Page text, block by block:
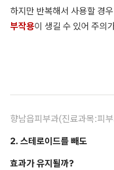
하지만 반복해서 사용할 경우
부작용이 생길 수 있어 주의
향남읍피부과(진료과목:피
2. 스테로이드를 빼도
효과가 유지될까?